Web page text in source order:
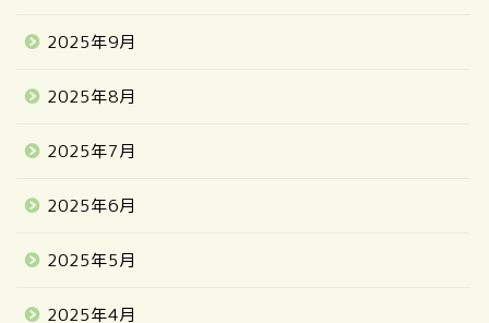
2025年9月
2025年8月
2025年7月
2025年6月
2025年5月
2025年4月